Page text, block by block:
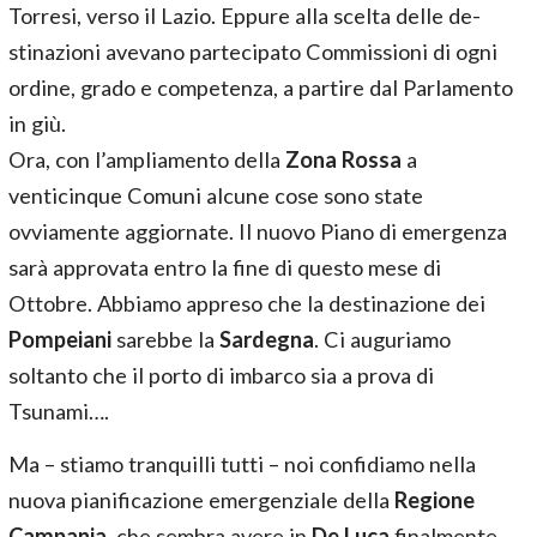
Torresi, verso il Lazio. Eppure alla scelta delle de-
stinazioni avevano partecipato Commissioni di ogni
ordine, grado e competenza, a partire dal Parlamento
in giù.
Ora, con l’ampliamento della Zona Rossa a
venticinque Comuni alcune cose sono state
ovviamente aggiornate. Il nuovo Piano di emergenza
sarà approvata entro la fine di questo mese di
Ottobre. Abbiamo appreso che la destinazione dei
Pompeiani sarebbe la Sardegna. Ci auguriamo
soltanto che il porto di imbarco sia a prova di
Tsunami….
Ma – stiamo tranquilli tutti – noi confidiamo nella
nuova pianificazione emergenziale della Regione